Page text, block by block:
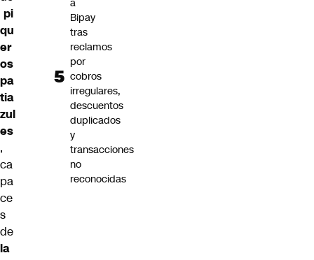
pi
qu
er
os
pa
tia
zul
es
,
ca
pa
ce
s
de
la
a
Bipay
tras
reclamos
por
cobros
irregulares,
descuentos
duplicados
y
transacciones
no
reconocidas